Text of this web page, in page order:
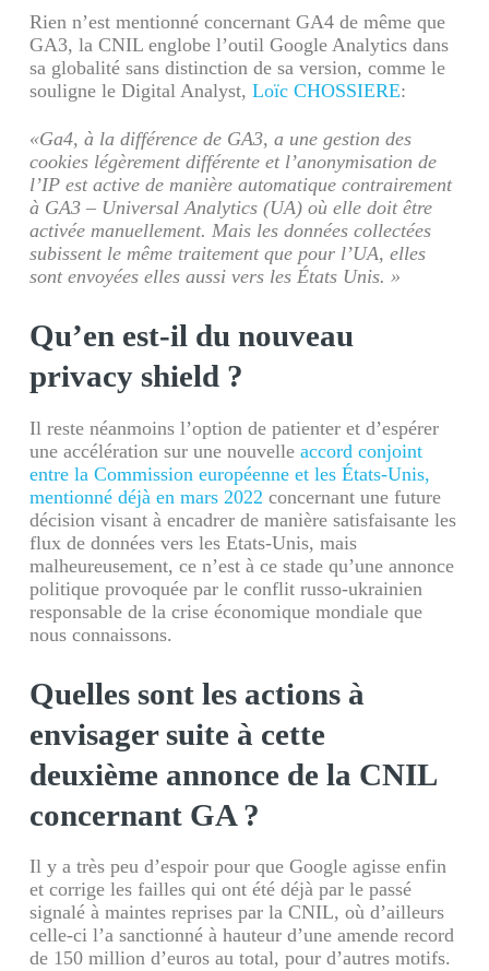
Rien n’est mentionné concernant GA4 de même que
GA3, la CNIL englobe l’outil Google Analytics dans
sa globalité sans distinction de sa version, comme le
souligne le Digital Analyst, Loïc CHOSSIERE:
«Ga4, à la différence de GA3, a une gestion des
cookies légèrement différente et l’anonymisation de
l’IP est active de manière automatique contrairement
à GA3 – Universal Analytics (UA) où elle doit être
activée manuellement. Mais les données collectées
subissent le même traitement que pour l’UA, elles
sont envoyées elles aussi vers les États Unis. »
Qu’en est-il du nouveau
privacy shield ?
Il reste néanmoins l’option de patienter et d’espérer
une accélération sur une nouvelle accord conjoint
entre la Commission européenne et les États-Unis,
mentionné déjà en mars 2022 concernant une future
décision visant à encadrer de manière satisfaisante les
flux de données vers les Etats-Unis, mais
malheureusement, ce n’est à ce stade qu’une annonce
politique provoquée par le conflit russo-ukrainien
responsable de la crise économique mondiale que
nous connaissons.
Quelles sont les actions à
envisager suite à cette
deuxième annonce de la CNIL
concernant GA ?
Il y a très peu d’espoir pour que Google agisse enfin
et corrige les failles qui ont été déjà par le passé
signalé à maintes reprises par la CNIL, où d’ailleurs
celle-ci l’a sanctionné à hauteur d’une amende record
de 150 million d’euros au total, pour d’autres motifs.